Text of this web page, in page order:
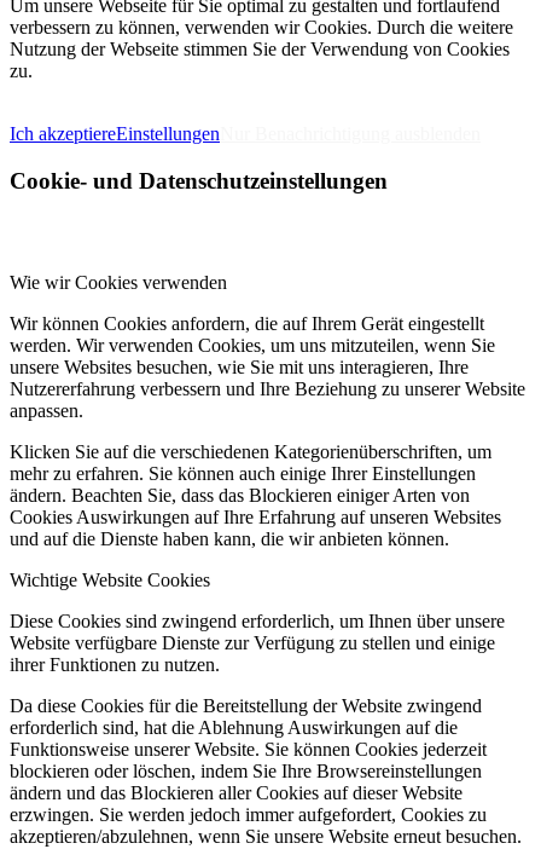
Um unsere Webseite für Sie optimal zu gestalten und fortlaufend
verbessern zu können, verwenden wir Cookies. Durch die weitere
Nutzung der Webseite stimmen Sie der Verwendung von Cookies
zu.
Ich akzeptiereEinstellungen
Cookie- und Datenschutzeinstellungen
Wie wir Cookies verwenden
Wir können Cookies anfordern, die auf Ihrem Gerät eingestellt
werden. Wir verwenden Cookies, um uns mitzuteilen, wenn Sie
unsere Websites besuchen, wie Sie mit uns interagieren, Ihre
Nutzererfahrung verbessern und Ihre Beziehung zu unserer Website
anpassen.
Klicken Sie auf die verschiedenen Kategorienüberschriften, um
mehr zu erfahren. Sie können auch einige Ihrer Einstellungen
ändern. Beachten Sie, dass das Blockieren einiger Arten von
Cookies Auswirkungen auf Ihre Erfahrung auf unseren Websites
und auf die Dienste haben kann, die wir anbieten können.
Wichtige Website Cookies
Diese Cookies sind zwingend erforderlich, um Ihnen über unsere
Website verfügbare Dienste zur Verfügung zu stellen und einige
ihrer Funktionen zu nutzen.
Da diese Cookies für die Bereitstellung der Website zwingend
erforderlich sind, hat die Ablehnung Auswirkungen auf die
Funktionsweise unserer Website. Sie können Cookies jederzeit
blockieren oder löschen, indem Sie Ihre Browsereinstellungen
ändern und das Blockieren aller Cookies auf dieser Website
erzwingen. Sie werden jedoch immer aufgefordert, Cookies zu
akzeptieren/abzulehnen, wenn Sie unsere Website erneut besuchen.